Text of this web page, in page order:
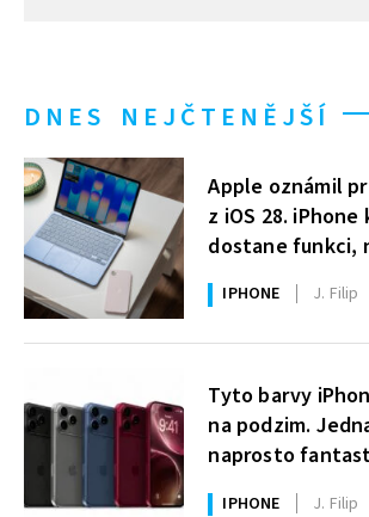
DNES NEJČTENĚJŠÍ
Apple oznámil
z iOS 28.
dostane funkci,
uživatelé
IPHONE J. Filip
Tyto barvy
na podzim.
naprosto
IPHONE J. Filip